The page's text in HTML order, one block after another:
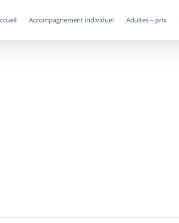
Accompagnement individuel Adultes – prix